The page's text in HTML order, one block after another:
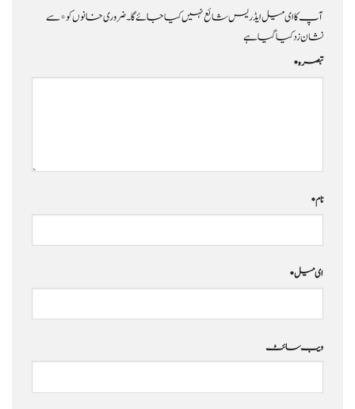
آپ کا ای میل ایڈریس شائع نہیں کیا جائے گا۔ضروری خانوں کو*سے
نشان زد کیا گیا ہے
تبصرہ*
نام*
ای میل*
ویب‌ سائٹ